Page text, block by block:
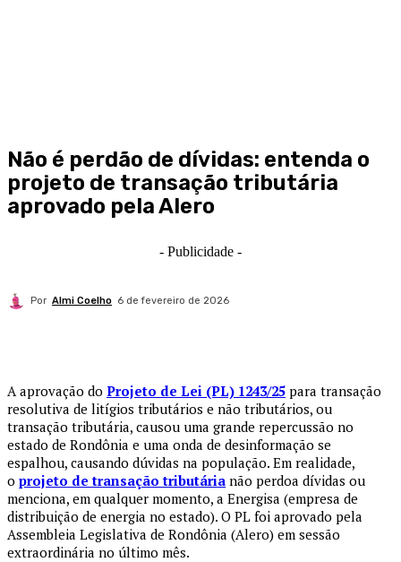
Não é perdão de dívidas: entenda o
projeto de transação tributária
aprovado pela Alero
- Publicidade -
Por Almi Coelho 6 de fevereiro de 2026
A aprovação do Projeto de Lei (PL) 1243/25 para transação
resolutiva de litígios tributários e não tributários, ou
transação tributária, causou uma grande repercussão no
estado de Rondônia e uma onda de desinformação se
espalhou, causando dúvidas na população. Em realidade,
o projeto de transação tributária não perdoa dívidas ou
menciona, em qualquer momento, a Energisa (empresa de
distribuição de energia no estado). O PL foi aprovado pela
Assembleia Legislativa de Rondônia (Alero) em sessão
extraordinária no último mês.